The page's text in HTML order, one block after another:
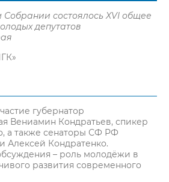
состоялось XVI общее
депутатов
губернатор
Вениамин Кондратьев, спикер
а также сенаторы СФ РФ
Алексей Кондратенко.
– роль молодёжи в
развития современного